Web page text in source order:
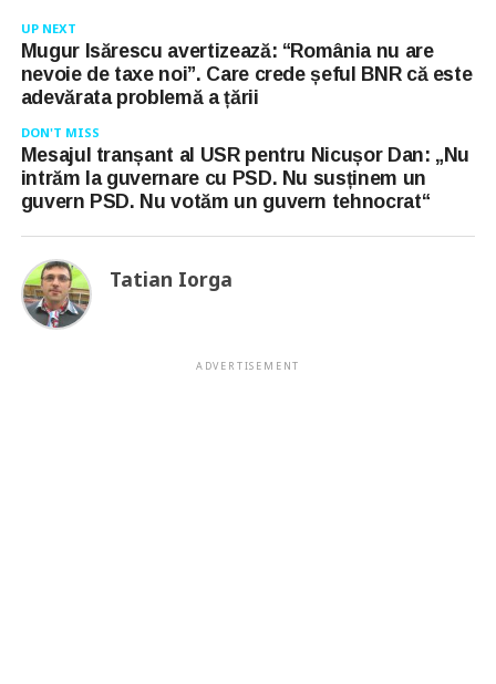
UP NEXT
Mugur Isărescu avertizează: “România nu are
nevoie de taxe noi”. Care crede șeful BNR că este
adevărata problemă a țării
DON'T MISS
Mesajul tranșant al USR pentru Nicușor Dan: „Nu
intrăm la guvernare cu PSD. Nu susținem un
guvern PSD. Nu votăm un guvern tehnocrat“
Tatian Iorga
ADVERTISEMENT